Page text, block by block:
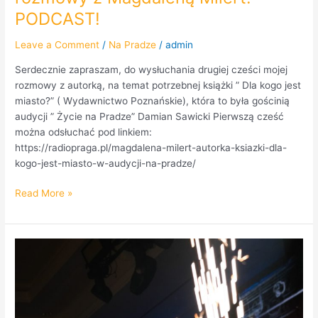
PODCAST!
Leave a Comment / Na Pradze /admin
Serdecznie zapraszam, do wysłuchania drugiej cześci mojej
rozmowy z autorką, na temat potrzebnej książki ” Dla kogo jest
miasto?” ( Wydawnictwo Poznańskie), która to była gościnią
audycji ” Życie na Pradze” Damian Sawicki Pierwszą cześć
można odsłuchać pod linkiem:
https://radiopraga.pl/magdalena-milert-autorka-ksiazki-dla-
kogo-jest-miasto-w-audycji-na-pradze/
Read More »